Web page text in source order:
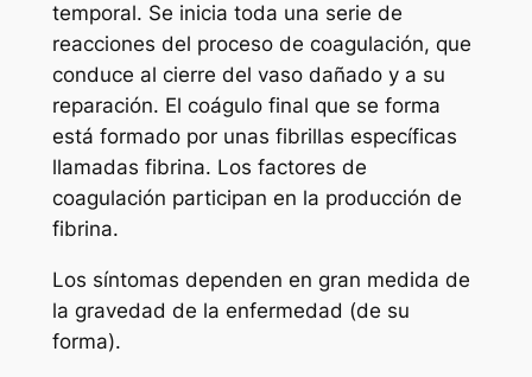
temporal. Se inicia toda una serie de
reacciones del proceso de coagulación, que
conduce al cierre del vaso dañado y a su
reparación. El coágulo final que se forma
está formado por unas fibrillas específicas
llamadas fibrina. Los factores de
coagulación participan en la producción de
fibrina.
Los síntomas dependen en gran medida de
la gravedad de la enfermedad (de su
forma).